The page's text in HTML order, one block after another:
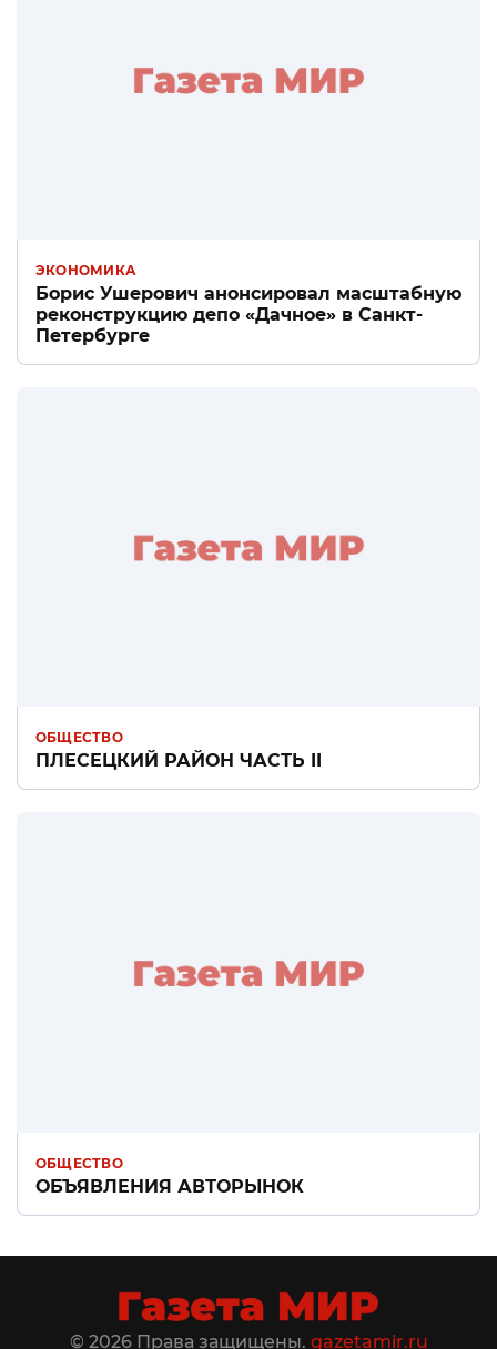
ЭКОНОМИКА
Борис Ушерович анонсировал масштабную
реконструкцию депо «Дачное» в Санкт-
Петербурге
ОБЩЕСТВО
ПЛЕСЕЦКИЙ РАЙОН ЧАСТЬ II
ОБЩЕСТВО
ОБЪЯВЛЕНИЯ АВТОРЫНОК
© 2026 Права защищены. gazetamir.ru